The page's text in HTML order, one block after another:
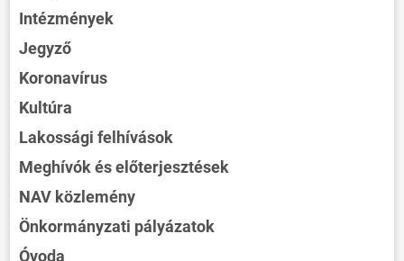
Intézmények
Jegyző
Koronavírus
Kultúra
Lakossági felhívások
Meghívók és előterjesztések
NAV közlemény
Önkormányzati pályázatok
Óvoda